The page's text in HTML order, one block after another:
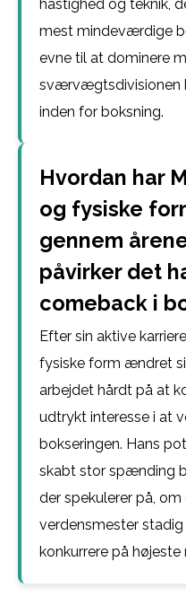
hastighed og teknik,
mest mindeværdige
evne til at dominere
sværvægtsdivisionen
inden for boksning.
Hvordan har
og fysiske
gennem
påvirker det
comeback i
Efter sin aktive
fysiske form ændret
arbejdet hårdt på at
udtrykt interesse i at
bokseringen. Hans
skabt stor spænding
der spekulerer på,
verdensmester
konkurrere på højeste